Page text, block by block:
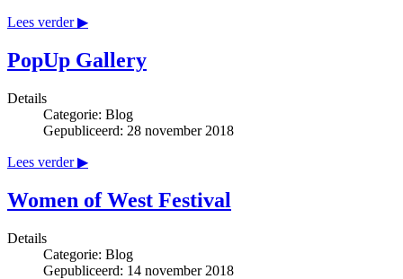
Lees verder ▶
PopUp Gallery
Details
Categorie: Blog
Gepubliceerd: 28 november 2018
Lees verder ▶
Women of West Festival
Details
Categorie: Blog
Gepubliceerd: 14 november 2018